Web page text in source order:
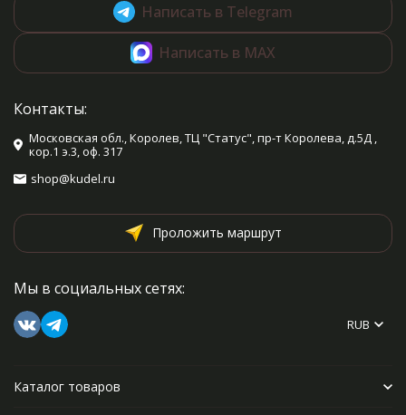
Написать в Telegram
Написать в MAX
Контакты:
Московская обл., Королев, ТЦ "Статус", пр-т Королева, д.5Д ,
кор.1 э.3, оф. 317
shop@kudel.ru
Проложить маршрут
Мы в социальных сетях:
RUB
Каталог товаров